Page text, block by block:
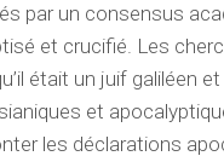
par un consensus
et crucifié. Les
était un juif galiléen et
et
les déclarations